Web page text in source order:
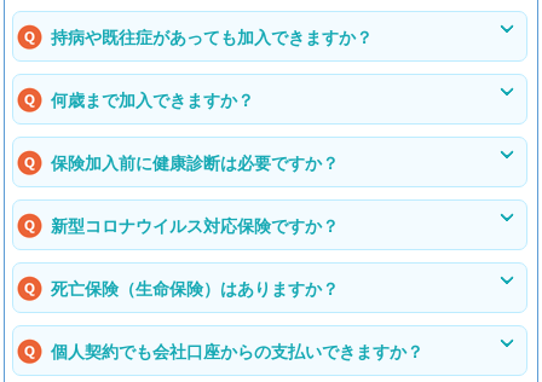
持病や既往症があっても加入できますか？
何歳まで加入できますか？
保険加入前に健康診断は必要ですか？
新型コロナウイルス対応保険ですか？
死亡保険（生命保険）はありますか？
個人契約でも会社口座からの支払いできますか？